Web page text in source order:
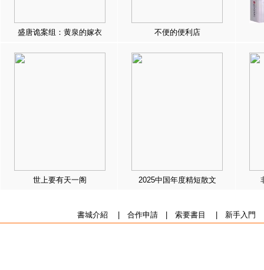
盛唐诡案组：黄泉的嫁衣 不便的便利店
世上要有天一阁 2025中国年度精短散文
書城介紹 合作申請| 索要書目 新手入門